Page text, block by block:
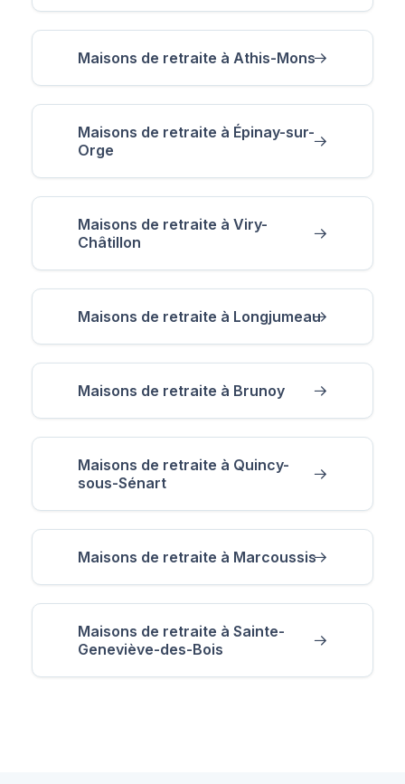
Maisons de retraite à Athis-Mons
Maisons de retraite à Épinay-sur-
Orge
Maisons de retraite à Viry-
Châtillon
Maisons de retraite à Longjumeau
Maisons de retraite à Brunoy
Maisons de retraite à Quincy-
sous-Sénart
Maisons de retraite à Marcoussis
Maisons de retraite à Sainte-
Geneviève-des-Bois